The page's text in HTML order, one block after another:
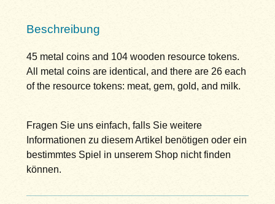
Beschreibung
45 metal coins and 104 wooden resource tokens.
All metal coins are identical, and there are 26 each
of the resource tokens: meat, gem, gold, and milk.
Fragen Sie uns einfach, falls Sie weitere
Informationen zu diesem Artikel benötigen oder ein
bestimmtes Spiel in unserem Shop nicht finden
können.